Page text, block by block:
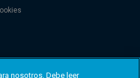
No. B 110242 and/or
nosotros. Debe leer